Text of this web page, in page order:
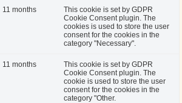
11 months
This cookie is set by GDPR
Cookie Consent plugin. The
cookies is used to store the user
consent for the cookies in the
category "Necessary".
11 months
This cookie is set by GDPR
Cookie Consent plugin. The
cookie is used to store the user
consent for the cookies in the
category "Other.